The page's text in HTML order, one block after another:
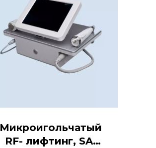
Микроигольчатый
RF- лифтинг, SA-